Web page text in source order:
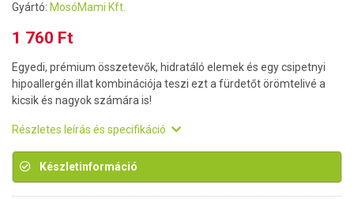
Gyártó: MosóMami Kft.
1 760 Ft
Egyedi, prémium összetevők, hidratáló elemek és egy csipetnyi
hipoallergén illat kombinációja teszi ezt a fürdetőt örömtelivé a
kicsik és nagyok számára is!
Részletes leírás és specifikáció
Készletinformáció